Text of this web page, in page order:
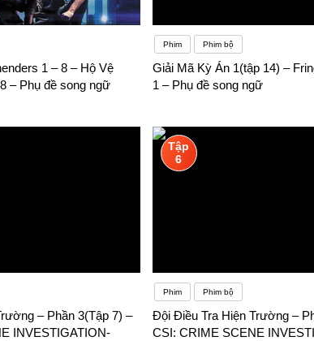
1 – 8 – Hộ Vệ
– Phụ đề song ngữ
Phim Phim bộ
Giải Mã Kỳ Án 1(tập 14) –
1 – Phụ đề song ngữ
– Phần 3(Tập 7) –
INVESTIGATION-
Tập
6
Phim Phim bộ
Đội Điều Tra Hiện Trường –
CSI: CRIME SCENE